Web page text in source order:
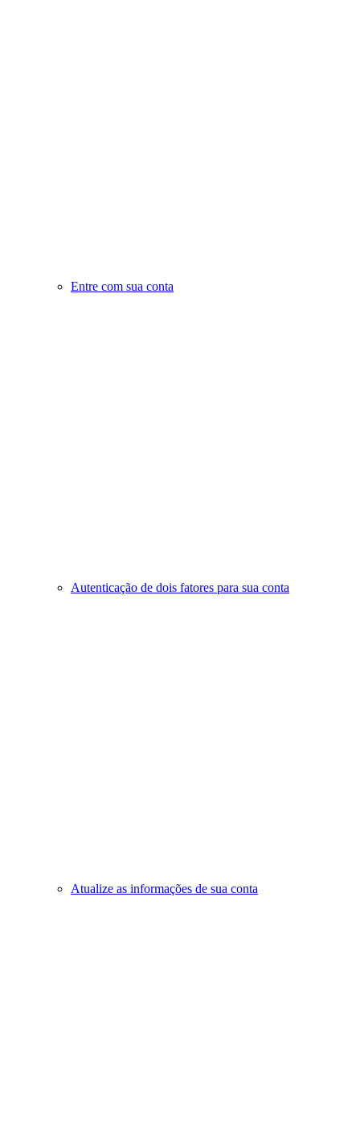
Entre com sua conta
Autenticação de dois fatores para sua conta
Atualize as informações de sua conta